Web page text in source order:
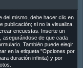
del mismo, debe hacer clic en
publicación; si no la visualiza,
encuestas. Inserte un
asegurándose de que cada
También puede elegir
en la etiqueta "Opciones por
duración infinita) y por